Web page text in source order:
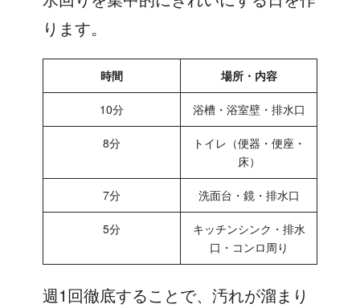
ります。
時間 場所・内容
10分 浴槽・浴室壁・排水口
8分
トイレ（便器・便座・
床）
7分 洗面台・鏡・排水口
5分
キッチンシンク・排水
口・コンロ周り
週1回徹底することで、汚れが溜まり